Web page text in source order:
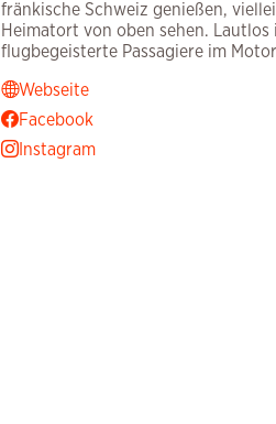
fränkische Schweiz genießen,
Heimatort von oben sehen.
flugbegeisterte Passagiere im
Webseite
Facebook
Instagram